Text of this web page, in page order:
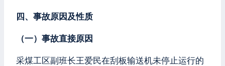
四、事故原因及性质
（一）事故直接原因
采煤工区副班长王爱民在刮板输送机未停止运行的